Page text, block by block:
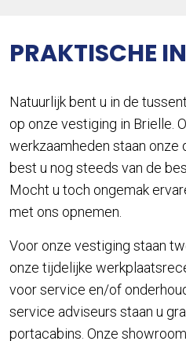
PRAKTISCHE
Natuurlijk bent u in de
op onze vestiging in Brielle.
werkzaamheden staan onze
best u nog steeds van de
Mocht u toch ongemak
met ons opnemen.
Voor onze vestiging staan
onze tijdelijke
voor service en/of
service adviseurs staan u
portacabins. Onze